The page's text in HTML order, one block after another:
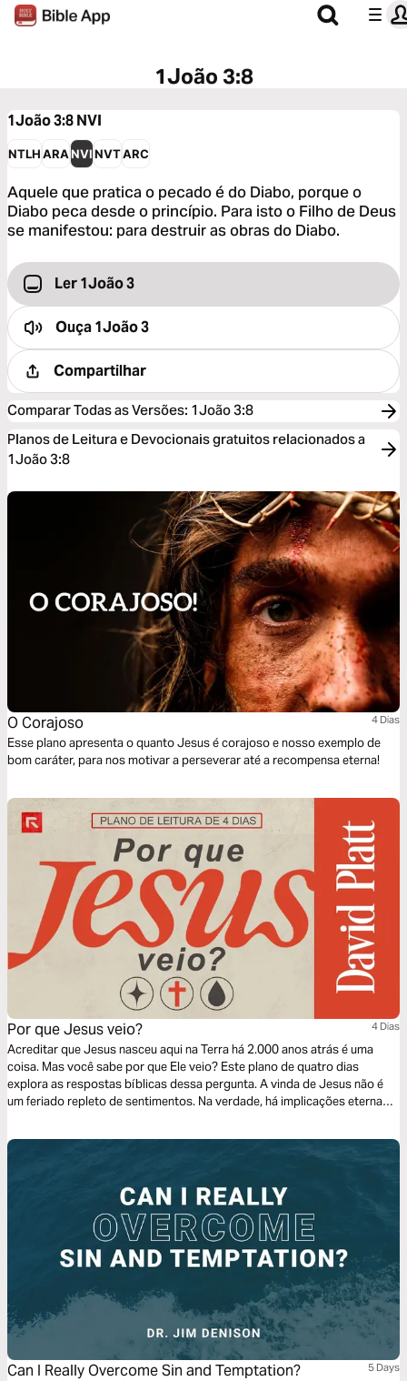
1João 3:8
1João 3:8NVI
NTLHARANVINVTARC
Aquele que pratica o pecado é do Diabo, porque o
Diabo peca desde o princípio. Para isto o Filho de Deus
se manifestou: para destruir as obras do Diabo.
Ler 1João 3
Ouça1João 3
Compartilhar
Comparar Todas as Versões: 1João 3:8
Planos de Leitura e Devocionais gratuitos relacionados a
1João 3:8
O Corajoso 4 Dias
Esse plano apresenta o quanto Jesus é corajoso e nosso exemplo de
bom caráter, para nos motivar a perseverar até a recompensa eterna!
Por que Jesus veio? 4 Dias
Acreditar que Jesus nasceu aqui na Terra há 2.000 anos atrás é uma
coisa. Mas você sabe por que Ele veio? Este plano de quatro dias
explora as respostas bíblicas dessa pergunta. A vinda de Jesus não é
um feriado repleto de sentimentos. Na verdade, há implicações eternas
Can I Really Overcome Sin and Temptation? 5 Days